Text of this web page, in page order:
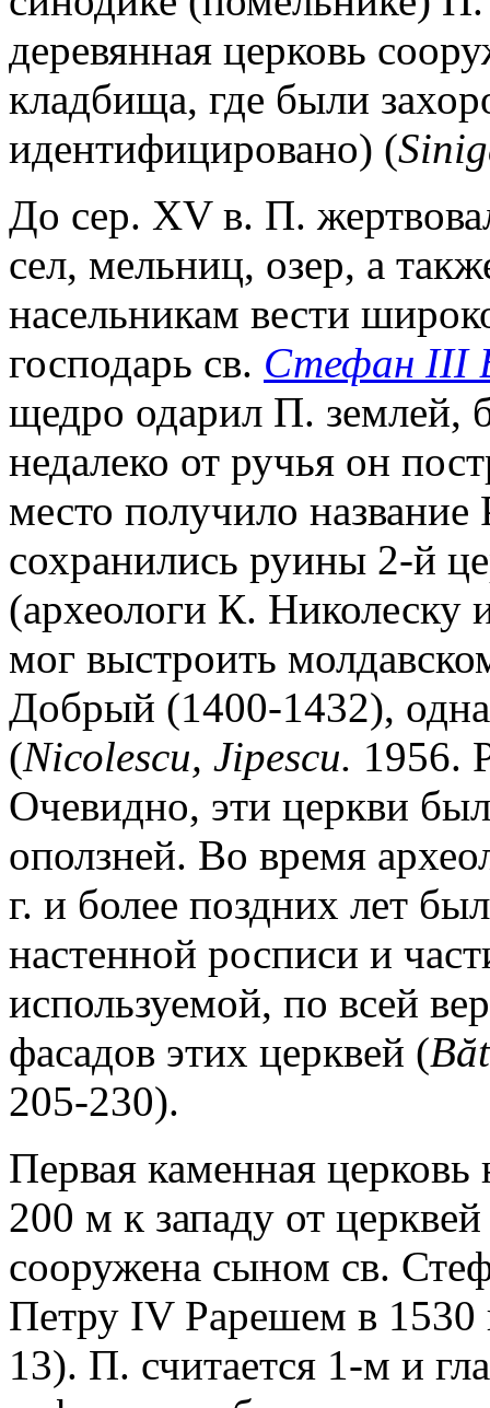
деревянная церковь
кладбища, где были
идентифицировано) (
До сер. XV в. П.
сел, мельниц, озер, а
насельникам вести
господарь св. Стефан III
щедро одарил П. землей,
недалеко от ручья он
место получило
сохранились руины 2-й
(археологи К.
мог выстроить
Добрый (1400-1432),
(Nicolescu, Jipescu. 1956.
Очевидно, эти церкви
оползней. Во время
г. и более поздних лет
настенной росписи и
используемой, по всей
фасадов этих церквей (Bă
205-230).
Первая каменная
200 м к западу от
сооружена сыном св.
Петру IV Рарешем в 1530
13). П. считается 1-м и